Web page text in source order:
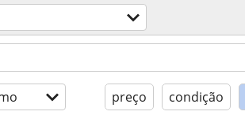
preço condição